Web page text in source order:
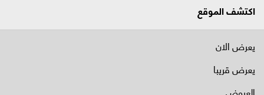
اكتشف الموقع
يعرض الان
يعرض قريبا